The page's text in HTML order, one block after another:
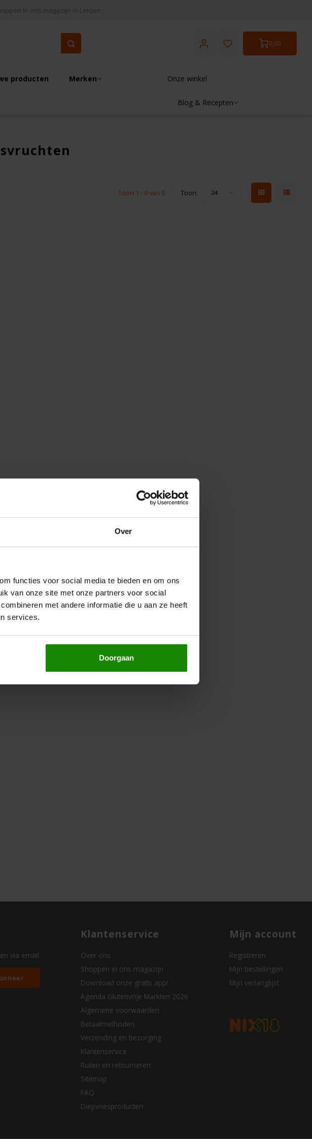
Over
functies voor social media te bieden en om ons
van onze site met onze partners voor social
met andere informatie die u aan ze heeft
services.
Doorgaan
in ons magazijn in Leiden
0,00
producten Merken Onze winkel
Blog & Recepten
Toon 1 - 0 van 0 Toon: 24
via email
Klantenservice
Over ons
Shoppen in ons magazijn
Download onze gratis app!
Agenda Glutenvrije Markten 2026
Algemene voorwaarden
Betaalmethoden
Verzending en bezorging
Klantenservice
Ruilen en retourneren
Sitemap
FAQ
Diepvriesproducten
Mijn account
Registreren
Mijn bestellingen
Mijn verlanglijst